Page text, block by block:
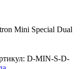
Mini Special Dual
D-MIN-S-D-